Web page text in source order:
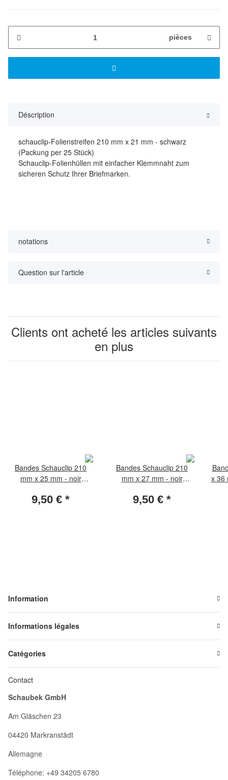
pièces
Déscription
schauclip-Folienstreifen 210 mm x 21 mm - schwarz
(Packung per 25 Stück)
Schauclip-Folienhüllen mit einfacher Klemmnaht zum
sicheren Schutz Ihrer Briefmarken.
notations
Question sur l'article
Clients ont acheté les articles suivants
en plus
Bandes Schauclip 210
mm x 25 mm - noir
9,50 € *
Bandes Schauclip 210
mm x 27 mm - noir
9,50 € *
x 36
Information
Informations légales
Catégories
Contact
Schaubek GmbH
Am Gläschen 23
04420 Markranstädt
Allemagne
Téléphone: +49 34205 6780